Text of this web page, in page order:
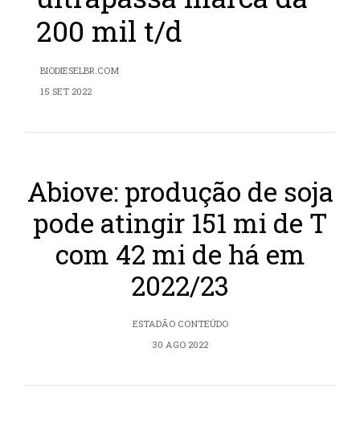
200 mil t/d
BIODIESELBR.COM
15 SET 2022
Abiove: produção de soja
pode atingir 151 mi de T
com 42 mi de há em
2022/23
ESTADÃO CONTEÚDO
30 AGO 2022